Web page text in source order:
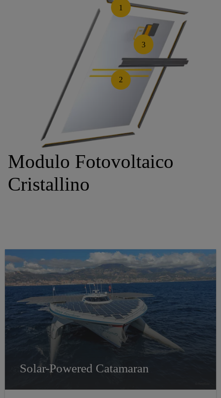
1
2
3
Modulo Fotovoltaico
Cristallino
Solar-Powered Catamaran